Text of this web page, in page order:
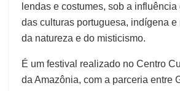
lendas e costumes, sob a
das culturas portuguesa, indígena
da natureza e do misticismo.
É um festival realizado no Centro
da Amazônia, com a parceria entre